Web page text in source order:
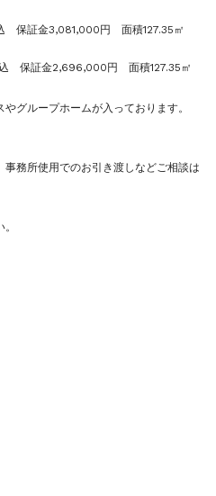
保証金3,081,000円 面積127.35㎡
保証金2,696,000円 面積127.35㎡
グループホームが入っております。
務所使用でのお引き渡しなどご相談は